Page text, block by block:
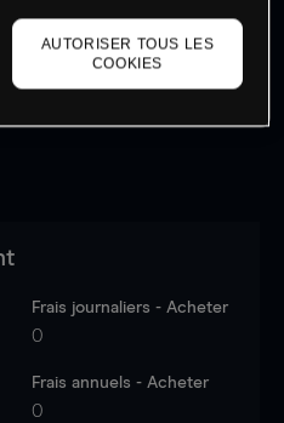
Log into see latest
data
Frais journaliers - Acheter
0
Frais annuels - Acheter
0
AUTORISER TOUS LES
COOKIES